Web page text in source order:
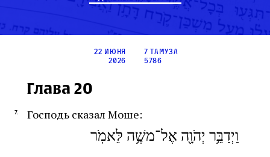
22 июня
2026
7 тамуза
5786
Глава 20
Господь сказал Моше:
וַיְדַבֵּ֥ר יְהֹוָ֖ה אֶל־משֶׁ֥ה לֵּאמֹֽר